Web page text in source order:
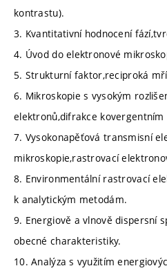
kontrastu).
3. Kvantitativní hodnocení
4. Úvod do elektronové
5. Strukturní faktor,reciproká
6. Mikroskopie s vysokým
elektronů,difrakce kovergentním
7. Vysokonapěťová transmisní
mikroskopie,rastrovací
8. Environmentální rastrovací
k analytickým metodám.
9. Energiově a vlnově dispersní
obecné charakteristiky.
10. Analýza s využitím